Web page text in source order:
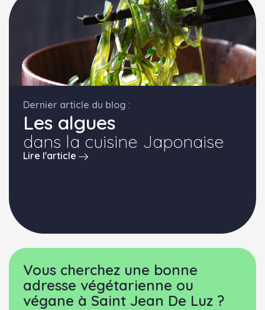
Dernier article du blog :
Les algues
dans la cuisine Japonaise
Lire l'article
Vous cherchez une bonne
adresse végétarienne ou
végane à Saint Jean De Luz ?